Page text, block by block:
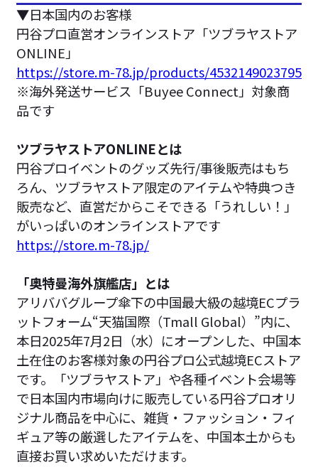
▼日本国内のお客様
円谷プロ直営オンラインストア「ツブラヤストア
ONLINE」
https://store.m-78.jp/products/4532149023795
※海外発送サービス「Buyee Connect」対象商
品です
ツブラヤストアONLINEとは
円谷プロイベントのグッズ先行/事後販売はもち
ろん、ツブラヤストア限定のアイテムや特典つき
販売など、直営だからこそできる「うれしい！」
がいっぱいのオンラインストアです
https://store.m-78.jp/
「奥特曼海外旗艦店」とは
アリババグループ傘下の中国最大級の越境ECプラ
ットフォーム“天猫国際（Tmall Global）”内に、
本日2025年7月2日（水）にオープンした、中国本
土在住のお客様対象の円谷プロ公式越境ECストア
です。「ツブラヤストア」や各種イベント会場等
で日本国内市場向けに販売している円谷プロオリ
ジナル商品を中心に、雑貨・ファッション・フィ
ギュア等の厳選したアイテムを、中国本土からも
直接お買い求めいただけます。